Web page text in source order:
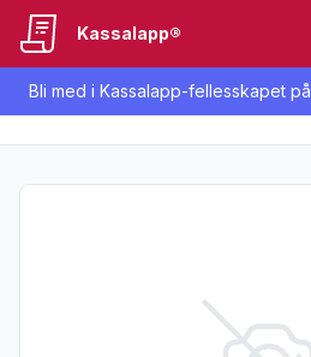
Bli med i Kassalapp-fellesskapet på
Kassalapp®